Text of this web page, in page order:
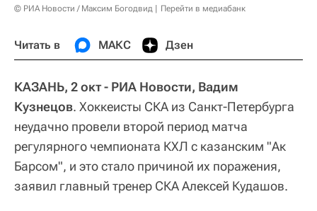
© РИА Новости / Максим Богодвид Перейти в медиабанк
Читать в МАКС Дзен
КАЗАНЬ, 2 окт - РИА Новости, Вадим
Кузнецов. Хоккеисты СКА из Санкт-Петербурга
неудачно провели второй период матча
регулярного чемпионата КХЛ с казанским "Ак
Барсом", и это стало причиной их поражения,
заявил главный тренер СКА Алексей Кудашов.